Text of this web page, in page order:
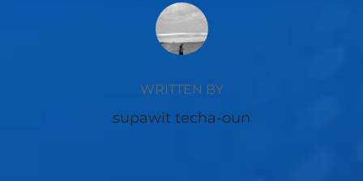
POST AUTHOR
WRITTEN BY
supawit techa-oun